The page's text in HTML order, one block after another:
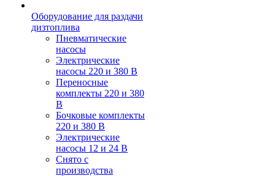
Оборудование для раздачи
дизтоплива
Пневматические
насосы
Электрические
насосы 220 и 380 В
Переносные
комплекты 220 и 380
В
Бочковые комплекты
220 и 380 В
Электрические
насосы 12 и 24 В
Снято с
производства